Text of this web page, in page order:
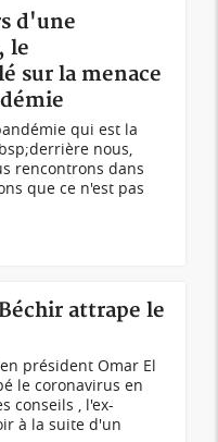
d'une
le
sur la menace
qui est la
nous,
rencontrons dans
que ce n'est pas
attrape le
président Omar El
le coronavirus en
conseils , l'ex-
à la suite d'un